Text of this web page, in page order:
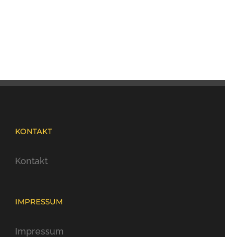
KONTAKT
Kontakt
IMPRESSUM
Impressum